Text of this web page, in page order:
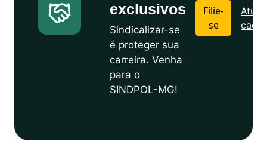
exclusivos
Sindicalizar-se
é proteger sua
carreira. Venha
para o
SINDPOL-MG!
Filie-
se